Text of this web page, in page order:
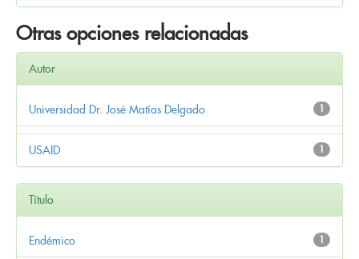
Otras opciones relacionadas
Autor
1
Universidad Dr. José Matías Delgado
1
USAID
Título
1
Endémico